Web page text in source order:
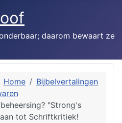
daarom bewaart ze
Home
Bijbelvertalingen
"Strong's
tot Schriftkritiek!